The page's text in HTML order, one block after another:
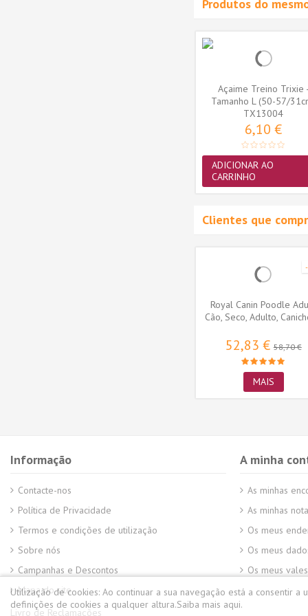
Produtos do
Açaime Treino Trixie -
Tamanho L (50-57/
(TX13004)
TX13004
6,10 €
ADICIONAR AO
CARRINHO
Clientes que
Royal Canin Poodle
Cão, Seco, Adulto,
52,83 €58,70 €
MAIS
Informação
Contacte-nos
Política de Privacidade
Termos e condições de utilização
Sobre nós
Campanhas e Descontos
Mapa do site
Livro de Reclamações
A minha
As minhas
As minhas
Os meus
Os meus
Os meus
Utilização de cookies: Ao continuar a sua navegação está a consentir
definições de cookies a qualquer altura.Saiba mais aqui.